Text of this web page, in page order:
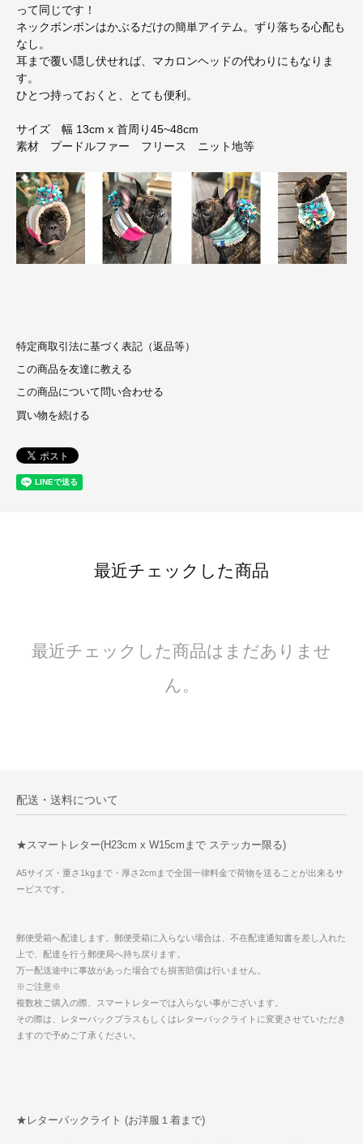
って同じです！
ネックボンボンはかぶるだけの簡単アイテム。ずり落ちる心配も
なし。
耳まで覆い隠し伏せれば、マカロンヘッドの代わりにもなりま
す。
ひとつ持っておくと、とても便利。
サイズ 幅 13cm x 首周り45~48cm
素材 プードルファー フリース ニット地等
特定商取引法に基づく表記（返品等）
この商品を友達に教える
この商品について問い合わせる
買い物を続ける
最近チェックした商品
最近チェックした商品はまだありませ
ん。
配送・送料について
★スマートレター(H23cm x W15cmまで ステッカー限る)
A5サイズ・重さ1kgまで・厚さ2cmまで全国一律料金で荷物を送ることが出来るサ
ービスです。
郵便受箱へ配達します。郵便受箱に入らない場合は、不在配達通知書を差し入れた
上で、配達を行う郵便局へ持ち戻ります。
万一配送途中に事故があった場合でも損害賠償は行いません。
※ご注意※
複数枚ご購入の際、スマートレターでは入らない事がございます。
その際は、レターパックプラスもしくはレターパックライトに変更させていただき
ますので予めご了承ください。
★レターパックライト (お洋服１着まで)